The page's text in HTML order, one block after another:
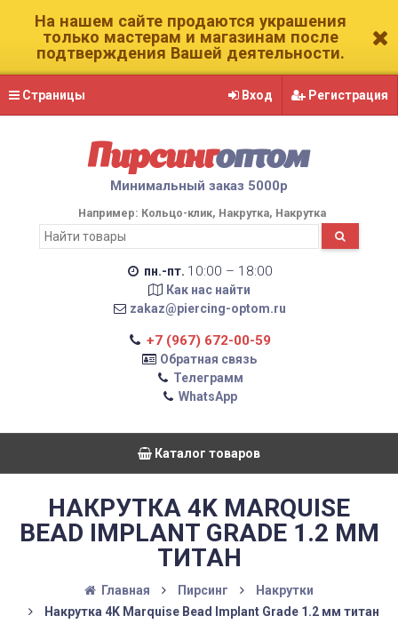
На нашем сайте продаются украшения
только мастерам и магазинам после
подтверждения Вашей деятельности.
Страницы Вход Регистрация
Пирсингоптом
Минимальный заказ 5000р
Например: Кольцо-клик Накрутка Накрутка
пн.-пт. 10:00 – 18:00
Как нас найти
zakaz@piercing-optom.ru
+7 (967) 672-00-59
Обратная связь
Телеграмм
WhatsApp
Каталог товаров
НАКРУТКА 4K MARQUISE
BEAD IMPLANT GRADE 1.2 ММ
ТИТАН
Главная Пирсинг
Накрутки
Накрутка 4K Marquise Bead Implant Grade 1.2 мм титан